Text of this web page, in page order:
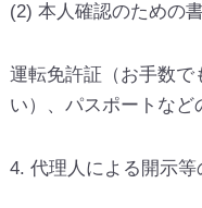
(2) 本人確認のための
運転免許証（お手数で
い）、パスポートな
4. 代理人による開示等